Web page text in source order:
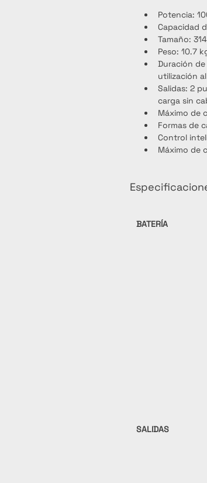
Potencia:
Capacidad
Tamaño:
Peso: 10.7
Duración
utilización
Salidas: 2
carga sin
Máximo de
Formas de
Control
Máximo de
BATERÍA
SALIDAS